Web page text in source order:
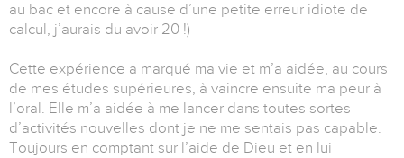
au bac et encore à cause d’une petite erreur idiote de
calcul, j’aurais du avoir 20 !)
Cette expérience a marqué ma vie et m’a aidée, au cours
de mes études supérieures, à vaincre ensuite ma peur à
l’oral. Elle m’a aidée à me lancer dans toutes sortes
d’activités nouvelles dont je ne me sentais pas capable.
Toujours en comptant sur l’aide de Dieu et en lui